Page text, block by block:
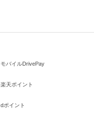
モバイルDrivePay
楽天ポイント
dポイント